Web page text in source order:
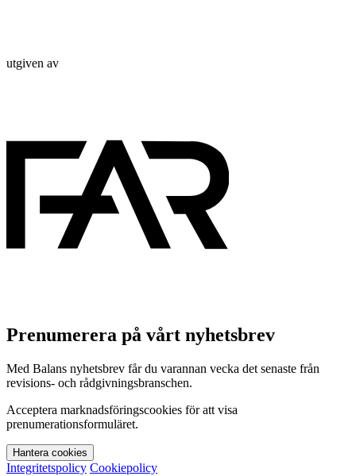
utgiven av
Prenumerera på vårt nyhetsbrev
Med Balans nyhetsbrev får du varannan vecka det senaste från
revisions- och rådgivningsbranschen.
Acceptera marknadsföringscookies för att visa
prenumerationsformuläret.
Hantera cookies
Integritetspolicy Cookiepolicy